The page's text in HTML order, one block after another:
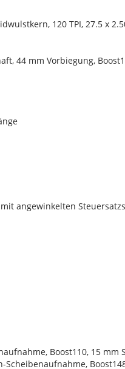
120 TPI, 27.5 x
44 mm Vorbiegung,
angewinkelten
Boost110, 15 mm